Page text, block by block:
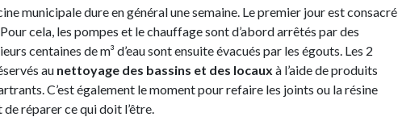
municipale dure en général une semaine. Le premier jour est consacré
cela, les pompes et le chauffage sont d’abord arrêtés par des
centaines de m³ d’eau sont ensuite évacués par les égouts. Les 2
au nettoyage des bassins et des locaux à l’aide de produits
C’est également le moment pour refaire les joints ou la résine
réparer ce qui doit l’être.